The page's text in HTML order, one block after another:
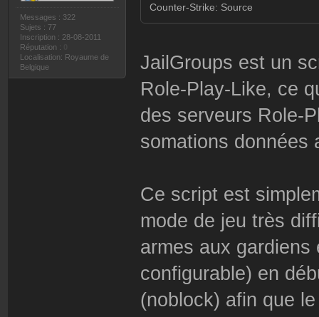
Messages : 322
Sujets : 77
Inscription : 28-08-2011
Réputation :
Localisation: Royaume de
Belgique
Counter-Strike: Source
JailGroups est un
Role-Play-Like, ce
des serveurs Role-
somations données
Ce script est
mode de jeu très
armes aux gardiens
configurable) en
(noblock) afin que